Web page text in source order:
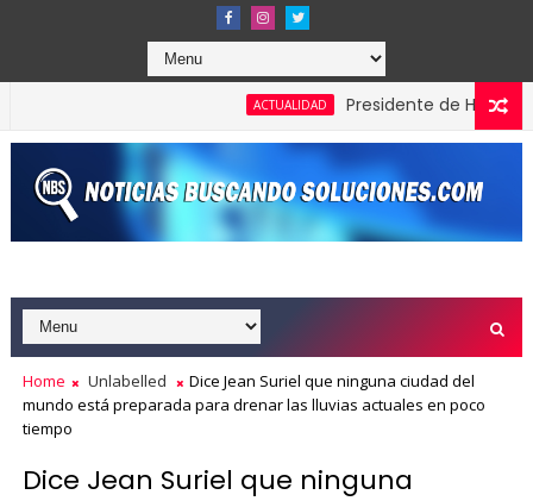
ACTUALIDAD
Presidente de Honduras
en los Effie Awards República Dominicana 2026
Home Unlabelled
Dice Jean Suriel que ninguna ciudad del
mundo está preparada para drenar las lluvias actuales en poco
tiempo
Dice Jean Suriel que ninguna